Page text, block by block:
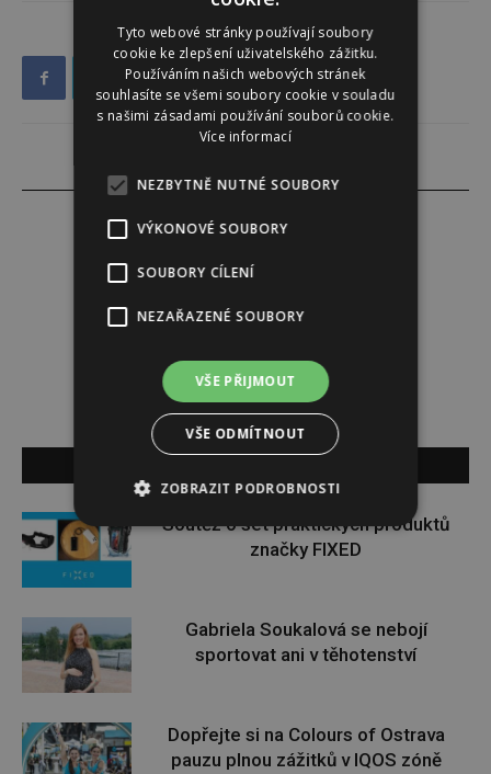
Redakce
Soutěž o set praktických produktů
značky FIXED
Gabriela Soukalová se nebojí
sportovat ani v těhotenství
Dopřejte si na Colours of Ostrava
pauzu plnou zážitků v IQOS zóně
Tyto webové stránky používají soubory
cookie ke zlepšení uživatelského zážitku.
Používáním našich webových stránek
souhlasíte se všemi soubory cookie v souladu
s našimi zásadami používání souborů cookie.
Více informací
NEZBYTNĚ NUTNÉ SOUBORY
VÝKONOVÉ SOUBORY
SOUBORY CÍLENÍ
NEZAŘAZENÉ SOUBORY
VŠE PŘIJMOUT
VŠE ODMÍTNOUT
ZOBRAZIT PODROBNOSTI